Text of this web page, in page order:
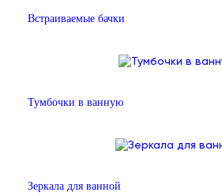
Встраиваемые бачки
Тумбочки в ванную
Зеркала для ванной